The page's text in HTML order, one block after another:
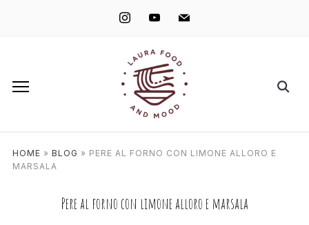
instagramyoutube mail
HOME » BLOG » PERE AL FORNO CON LIMONE ALLORO E
MARSALA
Pere al forno con limone alloro e marsala